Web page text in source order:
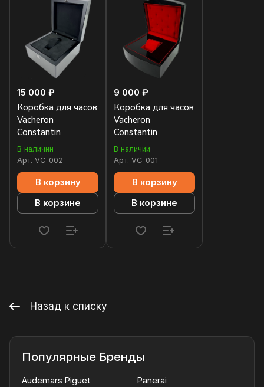
15 000 ₽
Коробка для часов
Vacheron
Constantin
В наличии
Арт. VC-002
В корзину
В корзине
9 000 ₽
Коробка для часов
Vacheron
Constantin
В наличии
Арт. VC-001
В корзину
В корзине
Назад к списку
Популярные Бренды
Audemars Piguet
Panerai